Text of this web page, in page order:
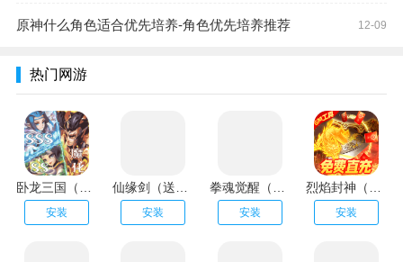
原神什么角色适合优先培养-角色优先培养推荐 12-09
热门网游
安装 安装 安装 安装